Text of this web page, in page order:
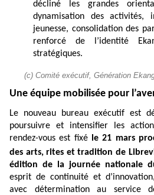
décliné les grandes
dynamisation des activités,
jeunesse, consolidation des
renforcé de l’identité
stratégiques.
(c) Comité exécutif, Génération
Une équipe mobilisée pour
Le nouveau bureau exécutif est
poursuivre et intensifier les
rendez-vous est fixé
le 21 mars
des arts, rites et tradition de
édition de la journée nationale
esprit de continuité et
avec détermination au service